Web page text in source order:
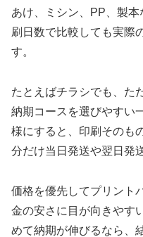
あけ、ミシン、PP、製
刷日数で比較しても実際
す。
たとえばチラシでも、た
納期コースを選びやすい
様にすると、印刷そのも
分だけ当日発送や翌日発
価格を優先してプリント
金の安さに目が向きやす
めて納期が伸びるなら、